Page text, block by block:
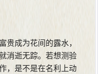
贵成为花间的露水，
消逝无踪。若想测验
，是不是在名利上动